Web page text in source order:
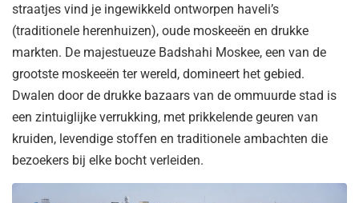
straatjes vind je ingewikkeld ontworpen haveli’s
(traditionele herenhuizen), oude moskeeën en drukke
markten. De majestueuze Badshahi Moskee, een van de
grootste moskeeën ter wereld, domineert het gebied.
Dwalen door de drukke bazaars van de ommuurde stad is
een zintuiglijke verrukking, met prikkelende geuren van
kruiden, levendige stoffen en traditionele ambachten die
bezoekers bij elke bocht verleiden.